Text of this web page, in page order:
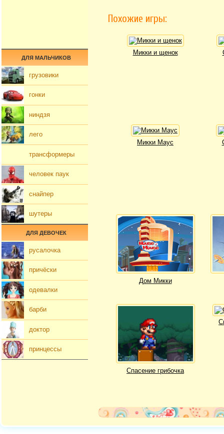
Похожие игры:
Микки и щенок
Микки Маус
Дом Микки
Спасение грибочка
ДЛЯ МАЛЬЧИКОВ
грузовики
гонки
ниндзя
лего
трансформеры
человек паук
снайпер
шутеры
ДЛЯ ДЕВОЧЕК
русалочка
причёски
одевалки
барби
доктор
принцессы